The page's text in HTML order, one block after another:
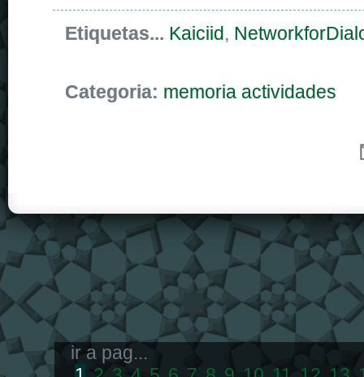
Etiquetas... Kaiciid,
Categoria: memoria actividades
ir a pag...